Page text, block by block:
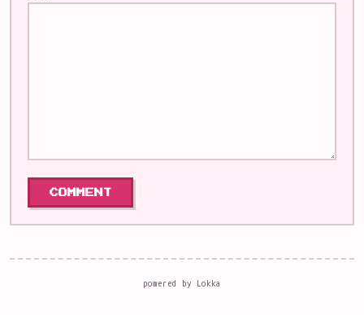
powered by Lokka